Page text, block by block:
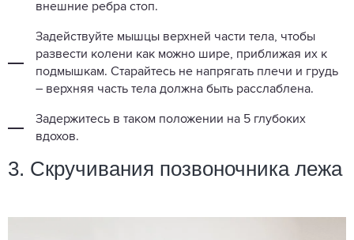
внешние ребра стоп.
Задействуйте мышцы верхней части тела, чтобы
развести колени как можно шире, приближая их к
подмышкам. Старайтесь не напрягать плечи и грудь
– верхняя часть тела должна быть расслаблена.
Задержитесь в таком положении на 5 глубоких
вдохов.
3. Скручивания позвоночника лежа